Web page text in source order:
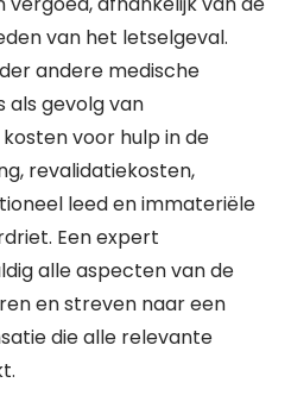
van het letselgeval.
andere medische
als gevolg van
voor hulp in de
revalidatiekosten,
leed en immateriële
Een expert
alle aspecten van de
en streven naar een
die alle relevante